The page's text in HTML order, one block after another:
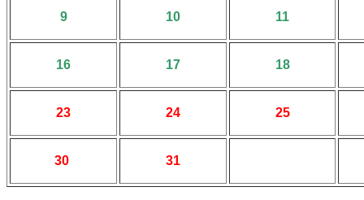
9 10 11
16 17 18
23 24 25
30 31